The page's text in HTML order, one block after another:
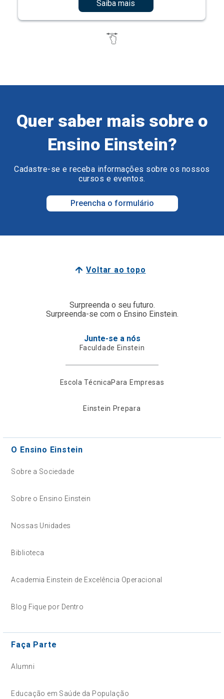
Saiba mais
Quer saber mais sobre o
Ensino Einstein?
Cadastre-se e receba informações sobre os nossos
cursos e eventos.
Preencha o formulário
Voltar ao topo
Surpreenda o seu futuro.
Surpreenda-se com o Ensino Einstein.
Junte-se a nós
Faculdade Einstein
Escola TécnicaPara Empresas
Einstein Prepara
O Ensino Einstein
Sobre a Sociedade
Sobre o Ensino Einstein
Nossas Unidades
Biblioteca
Academia Einstein de Excelência Operacional
Blog Fique por Dentro
Faça Parte
Alumni
Educação em Saúde da População